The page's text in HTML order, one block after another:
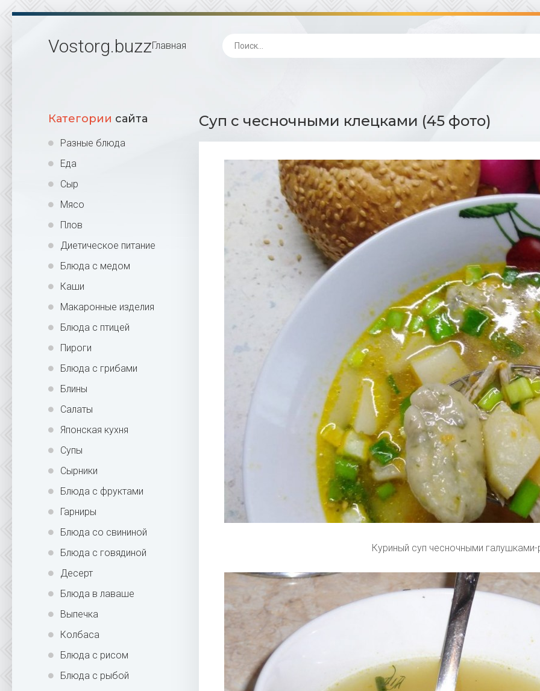
Vostorg.buzzГлавная
Категории сайта
Разные блюда
Еда
Сыр
Мясо
Плов
Диетическое питание
Блюда с медом
Каши
Макаронные изделия
Блюда с птицей
Пироги
Блюда с грибами
Блины
Салаты
Японская кухня
Супы
Сырники
Блюда с фруктами
Гарниры
Блюда со свининой
Блюда с говядиной
Десерт
Блюда в лаваше
Выпечка
Колбаса
Блюда с рисом
Блюда с рыбой
Суп с чесночными клецками (45 фото)
Куриный суп чесночными галушками-